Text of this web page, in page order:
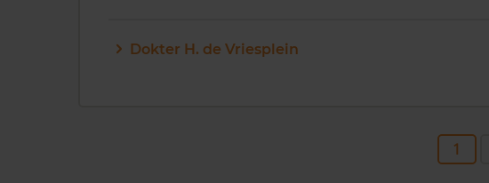
Dokter H. de Vriesplein
1